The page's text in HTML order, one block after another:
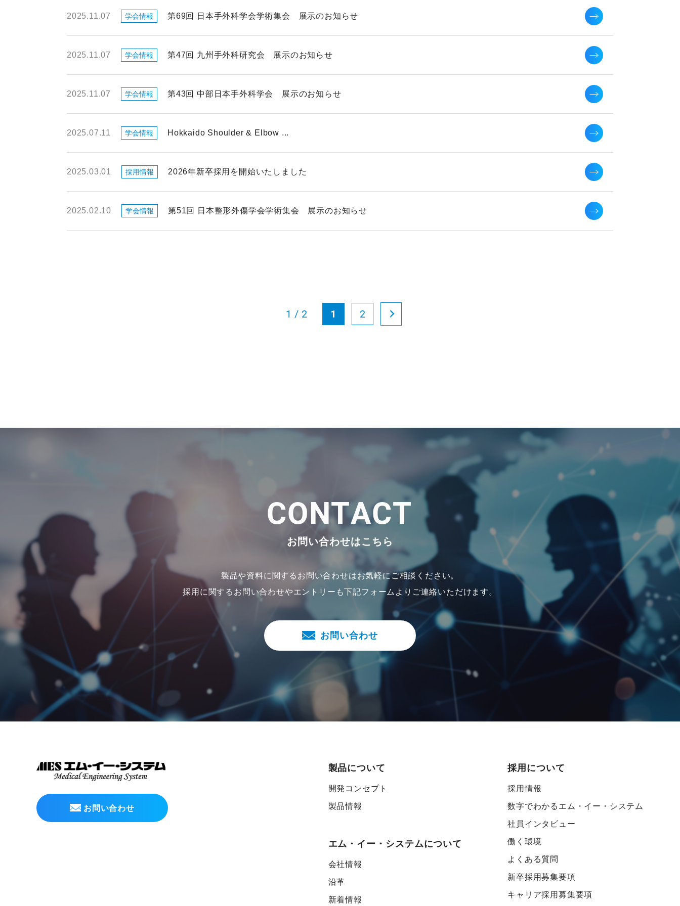
2025.11.07 学会情報 第69回 日本手外科学会学術集会 展示のお知らせ
2025.11.07 学会情報 第47回 九州手外科研究会 展示のお知らせ
2025.11.07 学会情報 第43回 中部日本手外科学会 展示のお知らせ
2025.07.11 学会情報 Hokkaido Shoulder & Elbow ...
2025.03.01 採用情報 2026年新卒採用を開始いたしました
2025.02.10 学会情報 第51回 日本整形外傷学会学術集会 展示のお知らせ
1 / 2 1 2
CONTACT
お問い合わせはこちら
製品や資料に関するお問い合わせはお気軽にご相談ください。
採用に関するお問い合わせやエントリーも下記フォームよりご連絡いただけます。
お問い合わせ
お問い合わせ
製品について
開発コンセプト
製品情報
エム・イー・システムについて
会社情報
沿革
新着情報
採用について
採用情報
数字でわかるエム・イー・システム
社員インタビュー
働く環境
よくある質問
新卒採用募集要項
キャリア採用募集要項